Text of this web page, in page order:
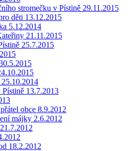
stromečku v Pístině 29.11.2015
děti 13.12.2015
5.12.2014
21.11.2015
25.7.2015
13.7.2013
obce 8.9.2012
májky 2.6.2012
18.2.2012